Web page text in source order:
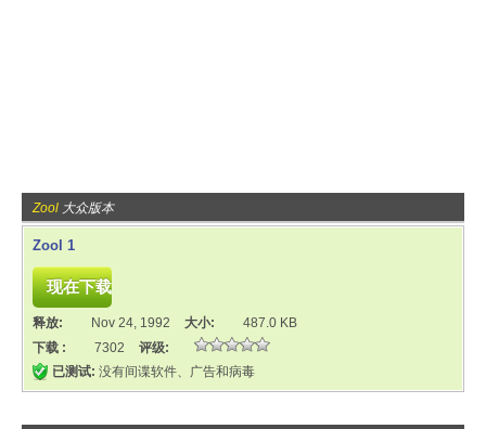
Zool 大众版本
Zool 1
释放: Nov 24, 1992 大小:
487.0 KB
下载 :
7302
评级:
已测试: 没有间谍软件、广告和病毒